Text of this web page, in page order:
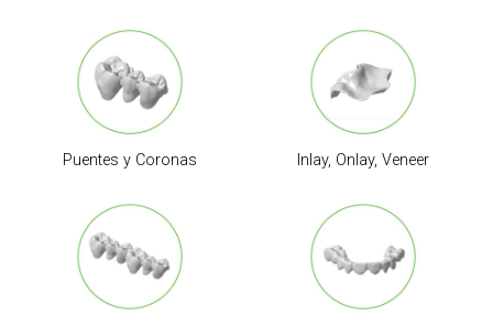
Puentes y Coronas Inlay, Onlay, Veneer